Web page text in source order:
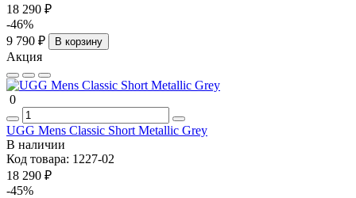
18 290 ₽
-46%
9 790 ₽
В корзину
Акция
0
UGG Mens Classic Short Metallic Grey
В наличии
Код товара: 1227-02
18 290 ₽
-45%